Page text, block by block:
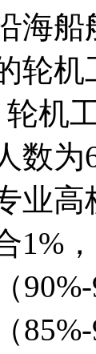
海
轮
机
数为
业高
1%